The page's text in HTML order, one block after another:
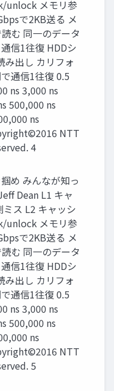
unlock メモリ参
で2KB送る メ
む 同一のデータ
信1往復 HDDシ
み出し カリフォ
通信1往復 0.5
ns 3,000 ns
500,000 ns
ns
NTT
4
め みんなが知っ
Dean L1 キャ
ス L2 キャッシ
unlock メモリ参
で2KB送る メ
む 同一のデータ
信1往復 HDDシ
み出し カリフォ
通信1往復 0.5
ns 3,000 ns
500,000 ns
ns
NTT
5